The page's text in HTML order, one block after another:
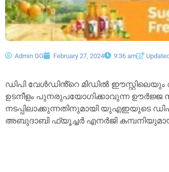
Admin GG February 27, 2024 9:36 am
ഡിപി വേൾഡിൻ്റെ മിഡിൽ
ഉടനീളം പുനരുപയോഗിക്കാവുന്ന ഊർജ്ജ
നടപ്പിലാക്കുന്നതിനുമായി യുഎഇയുടെ
അബുദാബി ഫ്യൂച്ചർ എനർജി കമ്പനിയുമായി